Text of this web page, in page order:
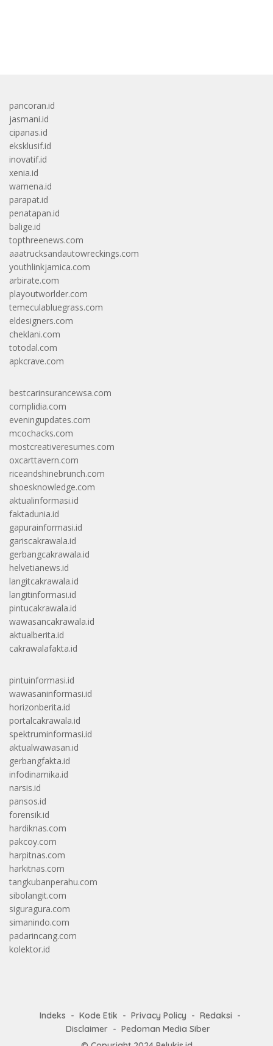
pancoran.id
jasmani.id
cipanas.id
eksklusif.id
inovatif.id
xenia.id
wamena.id
parapat.id
penatapan.id
balige.id
topthreenews.com
aaatrucksandautowreckings.com
youthlinkjamica.com
arbirate.com
playoutworlder.com
temeculabluegrass.com
eldesigners.com
cheklani.com
totodal.com
apkcrave.com
bestcarinsurancewsa.com
complidia.com
eveningupdates.com
mcochacks.com
mostcreativeresumes.com
oxcarttavern.com
riceandshinebrunch.com
shoesknowledge.com
aktualinformasi.id
faktadunia.id
gapurainformasi.id
gariscakrawala.id
gerbangcakrawala.id
helvetianews.id
langitcakrawala.id
langitinformasi.id
pintucakrawala.id
wawasancakrawala.id
aktualberita.id
cakrawalafakta.id
pintuinformasi.id
wawasaninformasi.id
horizonberita.id
portalcakrawala.id
spektruminformasi.id
aktualwawasan.id
gerbangfakta.id
infodinamika.id
narsis.id
pansos.id
forensik.id
hardiknas.com
pakcoy.com
harpitnas.com
harkitnas.com
tangkubanperahu.com
sibolangit.com
siguragura.com
simanindo.com
padarincang.com
kolektor.id
Indeks Kode Etik Privacy Policy
Redaksi
Disclaimer
Pedoman Media Siber